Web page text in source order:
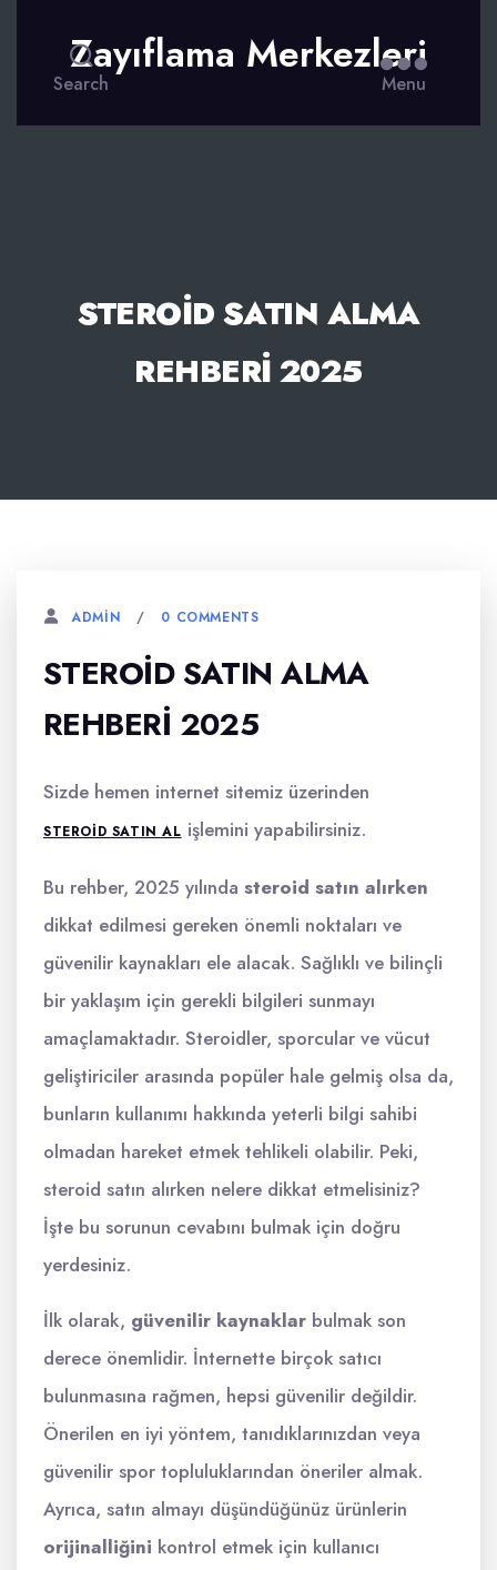
Search
Zayıflama Merkezleri
Menu
STEROID SATIN ALMA
REHBERI 2025
ADMIN 0 COMMENTS
STEROID SATIN ALMA
REHBERI 2025
Sizde hemen internet sitemiz üzerinden
STEROID SATIN AL işlemini yapabilirsiniz.
Bu rehber, 2025 yılında steroid satın alırken
dikkat edilmesi gereken önemli noktaları ve
güvenilir kaynakları ele alacak. Sağlıklı ve bilinçli
bir yaklaşım için gerekli bilgileri sunmayı
amaçlamaktadır. Steroidler, sporcular ve vücut
geliştiriciler arasında popüler hale gelmiş olsa da,
bunların kullanımı hakkında yeterli bilgi sahibi
olmadan hareket etmek tehlikeli olabilir. Peki,
steroid satın alırken nelere dikkat etmelisiniz?
İşte bu sorunun cevabını bulmak için doğru
yerdesiniz.
İlk olarak, güvenilir kaynaklar bulmak son
derece önemlidir. İnternette birçok satıcı
bulunmasına rağmen, hepsi güvenilir değildir.
Önerilen en iyi yöntem, tanıdıklarınızdan veya
güvenilir spor topluluklarından öneriler almak.
Ayrıca, satın almayı düşündüğünüz ürünlerin
orijinalliğini kontrol etmek için kullanıcı